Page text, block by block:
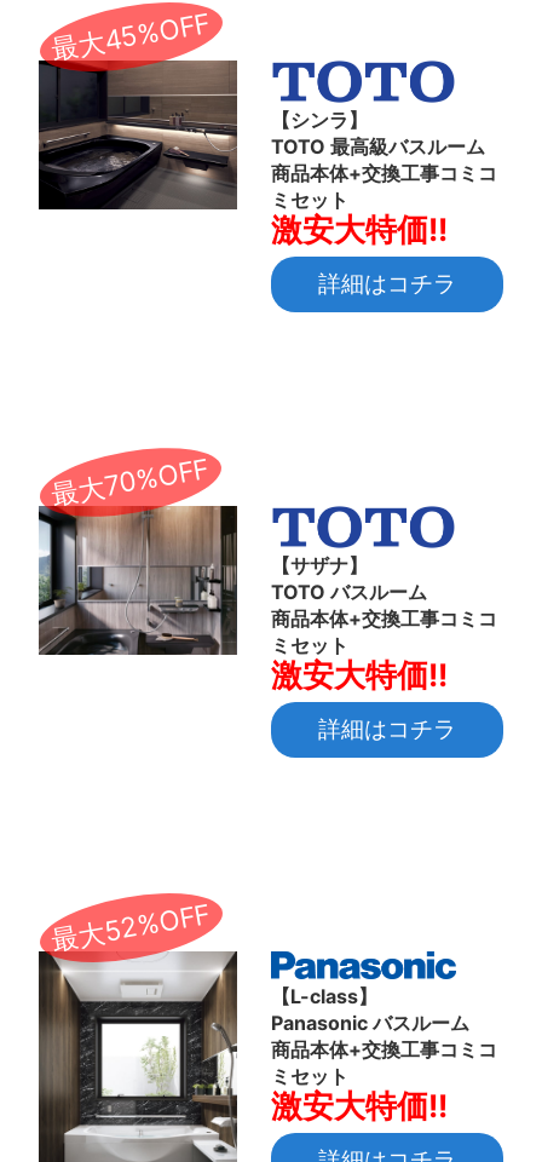
最大45%OFF
【シンラ】
TOTO 最高級バスルーム
商品本体+交換工事コミコ
ミセット
激安大特価!!
詳細はコチラ
最大70%OFF
【サザナ】
TOTO バスルーム
商品本体+交換工事コミコ
ミセット
激安大特価!!
詳細はコチラ
最大52%OFF
【L-class】
Panasonic バスルーム
商品本体+交換工事コミコ
ミセット
激安大特価!!